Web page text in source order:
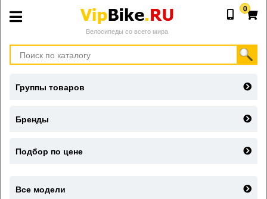
Велосипеды со всего мира
0
Группы товаров
Бренды
Подбор по цене
Все модели